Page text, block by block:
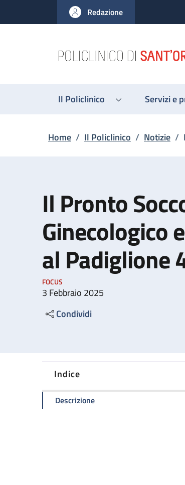
al contenuto principale
to footer content
Redazione
Il Policlinico Servizi e
Briciole di pane
Home / Il Policlinico / Notizie /
Il Pronto
Ginecologico
al Padiglione
FOCUS
3 Febbraio 2025
Condividi
Indice
Descrizionedella pagina Il Pronto